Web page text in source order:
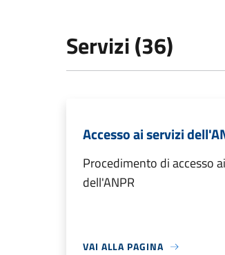
Servizi (36)
Accesso ai servizi
Procedimento di accesso
dell'ANPR
VAI ALLA PAGINA